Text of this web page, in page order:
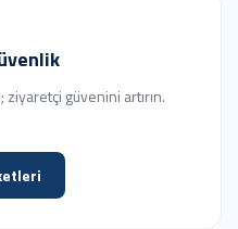
ziyaretçi güvenini artırın.